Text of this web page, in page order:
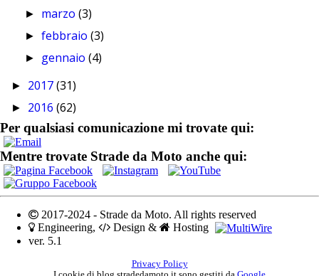
► marzo(3)
►febbraio(3)
► gennaio(4)
► 2017(31)
► 2016 (62)
Per qualsiasi comunicazione mi trovate qui:
Mentre trovate Strade da Moto anche qui:
2017-2024 - Strade da Moto. All rights reserved
Engineering,
Design &
Hosting
ver. 5.1
Privacy Policy